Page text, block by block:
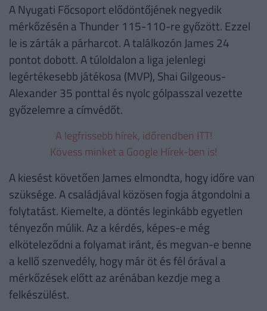
A Nyugati Főcsoport elődöntőjének negyedik
mérkőzésén a Thunder 115-110-re győzött. Ezzel
le is zárták a párharcot. A találkozón James 24
pontot dobott. A túloldalon a liga jelenlegi
legértékesebb játékosa (MVP), Shai Gilgeous-
Alexander 35 ponttal és nyolc gólpasszal vezette
győzelemre a címvédőt.
A legfrissebb hírek, időrendben ITT!
Kövess minket a Google Hírek-ben is!
A kiesést követően James elmondta, hogy időre van
szüksége. A családjával közösen fogja átgondolni a
folytatást. Kiemelte, a döntés leginkább egyetlen
tényezőn múlik. Az a kérdés, képes-e még
elköteleződni a folyamat iránt, és megvan-e benne
a kellő szenvedély, hogy már öt és fél órával a
mérkőzések előtt az arénában kezdje meg a
felkészülést.